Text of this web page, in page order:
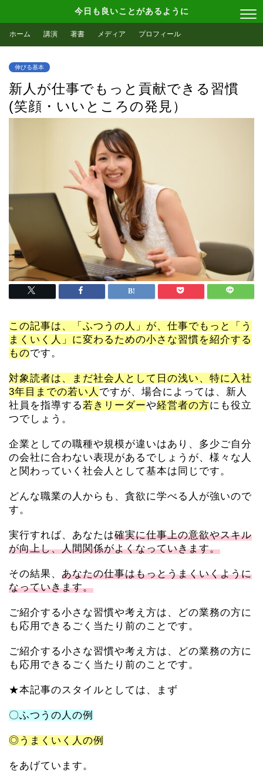
今日も良いことがあるように
ホーム 講演 著書 メディア プロフィール
伸びる基本
新人が仕事でもっと貢献できる習慣
(笑顔・いいところの発見）
この記事は、「ふつうの人」が、仕事でもっと「う
まくいく人」に変わるための小さな習慣を紹介する
ものです。
対象読者は、まだ社会人として日の浅い、特に入社
3年目までの若い人 ですが、場合によっては、新人
社員を指導する若きリーダーや経営者の方にも役立
つでしょう。
企業としての職種や規模が違いはあり、多少ご自分
の会社に合わない表現があるでしょうが、様々な人
と関わっていく社会人として基本は同じです。
どんな職業の人からも、貪欲に学べる人が強いので
す。
実行すれば、あなたは確実に仕事上の意欲やスキル
が向上し、人間関係がよくなっていきます。
その結果、 あなたの仕事はもっとうまくいくように
なっていきます。
ご紹介する小さな習慣や考え方は、どの業務の方に
も応用できるごく当たり前のことです。
ご紹介する小さな習慣や考え方は、どの業務の方に
も応用できるごく当たり前のことです。
★本記事のスタイルとしては、まず
〇ふつうの人の例
◎うまくいく人の例
をあげています。